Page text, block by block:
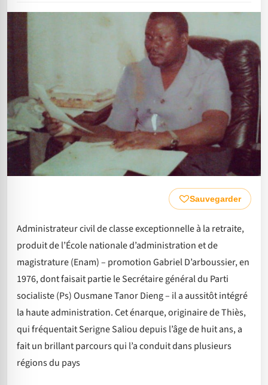
Sauvegarder
Administrateur civil de classe exceptionnelle à la retraite,
produit de l’École nationale d’administration et de
magistrature (Enam) – promotion Gabriel D’arboussier, en
1976, dont faisait partie le Secrétaire général du Parti
socialiste (Ps) Ousmane Tanor Dieng – il a aussitôt intégré
la haute administration. Cet énarque, originaire de Thiès,
qui fréquentait Serigne Saliou depuis l’âge de huit ans, a
fait un brillant parcours qui l’a conduit dans plusieurs
régions du pays